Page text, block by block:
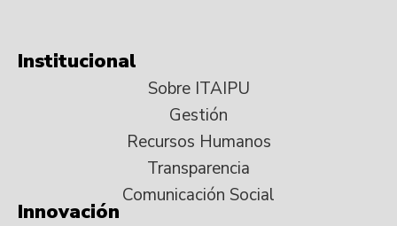
Institucional
Sobre ITAIPU
Gestión
Recursos Humanos
Transparencia
Comunicación Social
Innovación